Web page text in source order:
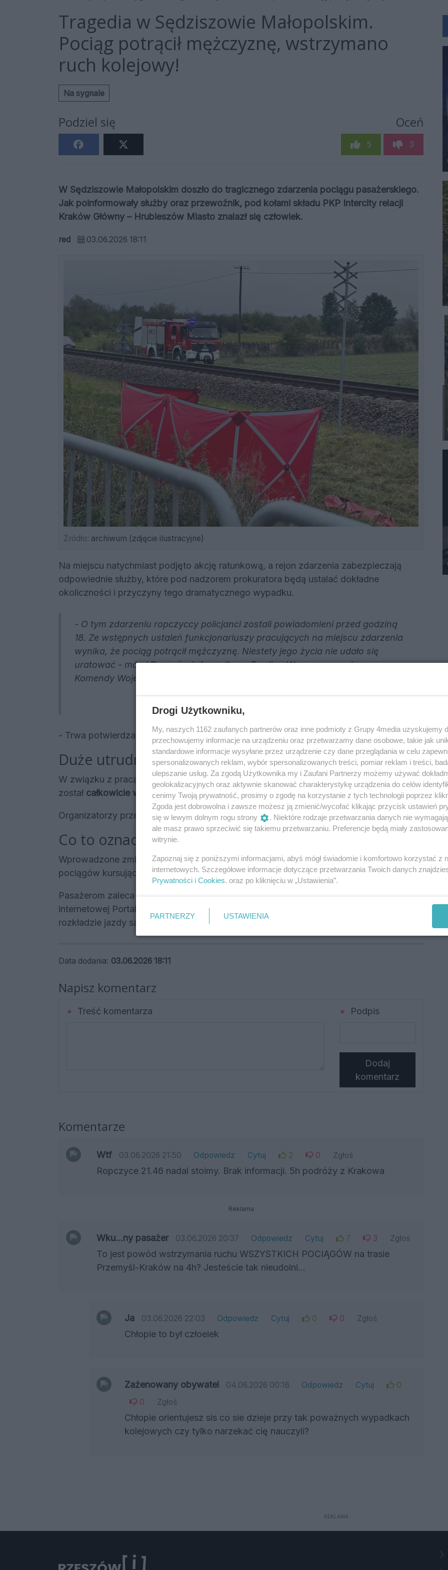
Tragedia w Sędziszowie Małopolskim.
Pociąg potrącił mężczyznę, wstrzymano
ruch kolejowy!
Na sygnale
Podziel się Oceń
5 3
W Sędziszowie Małopolskim doszło do tragicznego zdarzenia pociągu pasażerskiego.
Jak poinformowały służby oraz przewoźnik, pod kołami składu PKP Intercity relacji
Kraków Główny – Hrubieszów Miasto znalazł się człowiek.
red 03.06.2026 18:11
Źródło: archiwum (zdjęcie ilustracyjne)
Na miejscu natychmiast podjęto akcję ratunkową, a rejon zdarzenia zabezpieczają
odpowiednie służby, które pod nadzorem prokuratora będą ustalać dokładne
okoliczności i przyczyny tego dramatycznego wypadku.
- O tym zdarzeniu ropczyccy policjanci zostali powiadomieni przed godziną
18. Ze wstępnych ustaleń funkcjonariuszy pracujących na miejscu zdarzenia
wynika, że pociąg potrącił mężczyznę. Niestety jego życia nie udało się
uratować - mówi Rzeszów Info nadkom. Ewelina Wrona z zespołu prasowego
Komendy Wojewódzkiej Policji w Rzeszowie.
- Trwa potwierdzanie tożsamości zmarłego - uzupełnia.
Duże utrudnienia dla pasażerów
W związku z pracą służb ratunkowych i porządkowych, ruch pociągów na tym odcinku
został całkowicie wstrzymany w obie strony.
Organizatorzy przewozów kolejowych organizują autobusową komunikację zastępczą.
Co to oznacza dla podróżnych?
Wprowadzone zmiany dotkną nie tylko pasażerów feralnego składu, ale również innych
pociągów kursujących na tej magistrali kolejowej, co przełoży się na duże opóźnienia.
Pasażerom zaleca się śledzenie bieżących komunikatów na stacjach, na stronie
internetowej Portalu Pasażera oraz w aplikacji mobilnej, gdzie informacje o zmianach w
rozkładzie jazdy są aktualizowane na bieżąco.
Data dodania: 03.06.2026 18:11
Napisz komentarz
Treść komentarza Podpis
Dodaj
komentarz
Komentarze
Wtf 03.06.2026 21:50 Odpowiedz Cytuj 2 0 Zgłoś
Ropczyce 21.46 nadal stoimy. Brak informacji. 5h podróży z Krakowa
Reklama
Wku...ny pasażer 03.06.2026 20:37 Odpowiedz Cytuj 7 3 Zgłoś
To jest powód wstrzymania ruchu WSZYSTKICH POCIĄGÓW na trasie
Przemyśl-Kraków na 4h? Jesteście tak nieudolni...
Ja 03.06.2026 22:03 Odpowiedz Cytuj 0 0 Zgłoś
Chłopie to był człoeiek
Zażenowany obywatel 04.06.2026 00:16 Odpowiedz Cytuj
0
0
Zgłoś
Chłopie orientujesz sis co sie dzieje przy tak poważnych wypadkach
kolejowych czy tylko narzekać cię nauczyli?
REKLAMA
Drogi Użytkowniku,
My, naszych 1162 zaufanych partnerów oraz inne podmioty z Grupy 4media uzyskujemy
przechowujemy informacje na urządzeniu oraz przetwarzamy dane osobowe, takie jak
standardowe informacje wysyłane przez urządzenie czy dane przeglądania w celu
spersonalizowanych reklam, wybór spersonalizowanych treści, pomiar reklam i treści,
ulepszanie usług. Za zgodą Użytkownika my i Zaufani Partnerzy możemy używać
geolokalizacyjnych oraz aktywnie skanować charakterystykę urządzenia do celów
cenimy Twoją prywatność, prosimy o zgodę na korzystanie z tych technologii poprzez
Zgoda jest dobrowolna i zawsze możesz ją zmienić/wycofać klikając przycisk ustawień
się w lewym dolnym rogu strony
. Niektóre rodzaje przetwarzania danych nie
ale masz prawo sprzeciwić się takiemu przetwarzaniu. Preferencje będą miały
witrynie.
Zapoznaj się z poniższymi informacjami, abyś mógł świadomie i komfortowo korzystać z
internetowych. Szczegółowe informacje dotyczące przetwarzania Twoich danych
Prywatności i Cookies. oraz po kliknięciu w „Ustawienia”.
PARTNERZY USTAWIENIA